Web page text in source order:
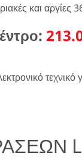
και αργίες